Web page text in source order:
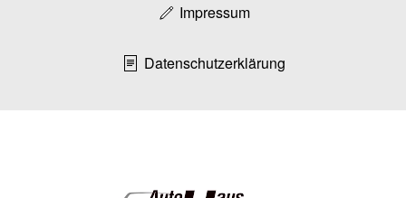
Impressum
Datenschutzerklärung